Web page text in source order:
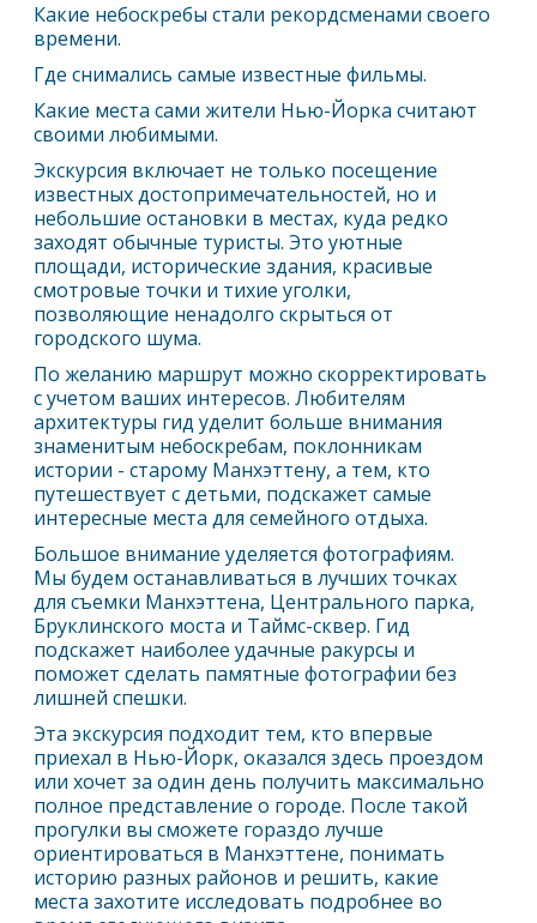
Какие небоскребы стали рекордсменами своего
времени.
Где снимались самые известные фильмы.
Какие места сами жители Нью-Йорка считают
своими любимыми.
Экскурсия включает не только посещение
известных достопримечательностей, но и
небольшие остановки в местах, куда редко
заходят обычные туристы. Это уютные
площади, исторические здания, красивые
смотровые точки и тихие уголки,
позволяющие ненадолго скрыться от
городского шума.
По желанию маршрут можно скорректировать
с учетом ваших интересов. Любителям
архитектуры гид уделит больше внимания
знаменитым небоскребам, поклонникам
истории - старому Манхэттену, а тем, кто
путешествует с детьми, подскажет самые
интересные места для семейного отдыха.
Большое внимание уделяется фотографиям.
Мы будем останавливаться в лучших точках
для съемки Манхэттена, Центрального парка,
Бруклинского моста и Таймс-сквер. Гид
подскажет наиболее удачные ракурсы и
поможет сделать памятные фотографии без
лишней спешки.
Эта экскурсия подходит тем, кто впервые
приехал в Нью-Йорк, оказался здесь проездом
или хочет за один день получить максимально
полное представление о городе. После такой
прогулки вы сможете гораздо лучше
ориентироваться в Манхэттене, понимать
историю разных районов и решить, какие
места захотите исследовать подробнее во